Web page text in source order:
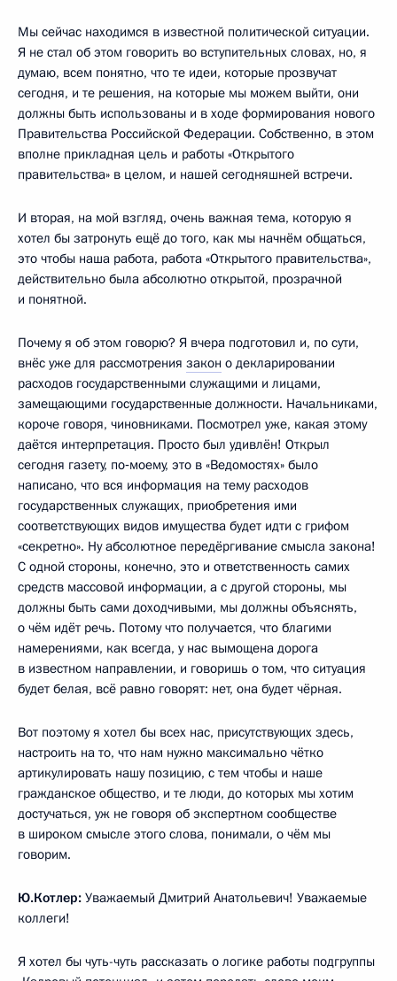
Мы сейчас находимся в известной политической ситуации.
Я не стал об этом говорить во вступительных словах, но, я
думаю, всем понятно, что те идеи, которые прозвучат
сегодня, и те решения, на которые мы можем выйти, они
должны быть использованы и в ходе формирования нового
Правительства Российской Федерации. Собственно, в этом
вполне прикладная цель и работы «Открытого
правительства» в целом, и нашей сегодняшней встречи.
И вторая, на мой взгляд, очень важная тема, которую я
хотел бы затронуть ещё до того, как мы начнём общаться,
это чтобы наша работа, работа «Открытого правительства»,
действительно была абсолютно открытой, прозрачной
и понятной.
Почему я об этом говорю? Я вчера подготовил и, по сути,
внёс уже для рассмотрения закон о декларировании
расходов государственными служащими и лицами,
замещающими государственные должности. Начальниками,
короче говоря, чиновниками. Посмотрел уже, какая этому
даётся интерпретация. Просто был удивлён! Открыл
сегодня газету, по‑моему, это в «Ведомостях» было
написано, что вся информация на тему расходов
государственных служащих, приобретения ими
соответствующих видов имущества будет идти с грифом
«секретно». Ну абсолютное передёргивание смысла закона!
С одной стороны, конечно, это и ответственность самих
средств массовой информации, а с другой стороны, мы
должны быть сами доходчивыми, мы должны объяснять,
о чём идёт речь. Потому что получается, что благими
намерениями, как всегда, у нас вымощена дорога
в известном направлении, и говоришь о том, что ситуация
будет белая, всё равно говорят: нет, она будет чёрная.
Вот поэтому я хотел бы всех нас, присутствующих здесь,
настроить на то, что нам нужно максимально чётко
артикулировать нашу позицию, с тем чтобы и наше
гражданское общество, и те люди, до которых мы хотим
достучаться, уж не говоря об экспертном сообществе
в широком смысле этого слова, понимали, о чём мы
говорим.
Ю.Котлер: Уважаемый Дмитрий Анатольевич! Уважаемые
коллеги!
Я хотел бы чуть-чуть рассказать о логике работы подгруппы